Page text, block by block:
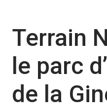
Terrain
le parc
de la